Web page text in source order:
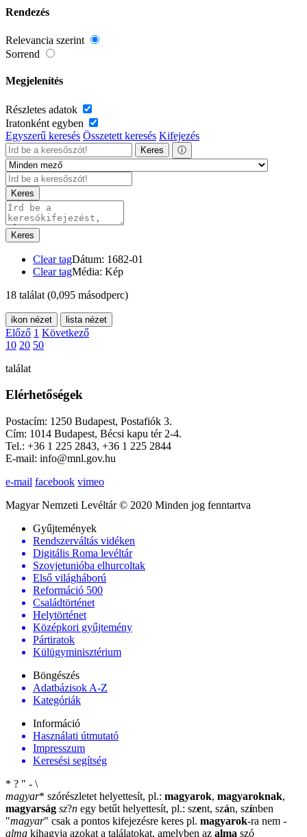
Rendezés
Relevancia szerint
Sorrend
Megjelenítés
Részletes adatok
Iratonként egyben
Egyszerű keresés Összetett keresés Kifejezés
Keres ⓘ
Keres
Keres
Clear tagDátum: 1682-01
Clear tagMédia: Kép
18 találat (0,095 másodperc)
ikon nézet lista nézet
Előző 1 Következő
10 20 50
találat
Elérhetőségek
Postacím: 1250 Budapest, Postafiók 3.
Cím: 1014 Budapest, Bécsi kapu tér 2-4.
Tel.: +36 1 225 2843, +36 1 225 2844
E-mail: info@mnl.gov.hu
e-mail facebook vimeo
Magyar Nemzeti Levéltár © 2020 Minden jog fenntartva
Gyűjtemények
Rendszerváltás vidéken
Digitális Roma levéltár
Szovjetunióba elhurcoltak
Első világháború
Reformáció 500
Családtörténet
Helytörténet
Középkori gyűjtemény
Pártiratok
Külügyminisztérium
Böngészés
Adatbázisok A-Z
Kategóriák
Információ
Használati útmutató
Impresszum
Keresési segítség
* ? " - \
magyar* szórészletet helyettesít, pl.: magyarok, magyaroknak,
magyarság sz?n egy betűt helyettesít, pl.: szent, szán, színben
"magyar" csak a pontos kifejezésre keres pl. magyarok-ra nem -
alma kihagyja azokat a találatokat, amelyben az alma szó